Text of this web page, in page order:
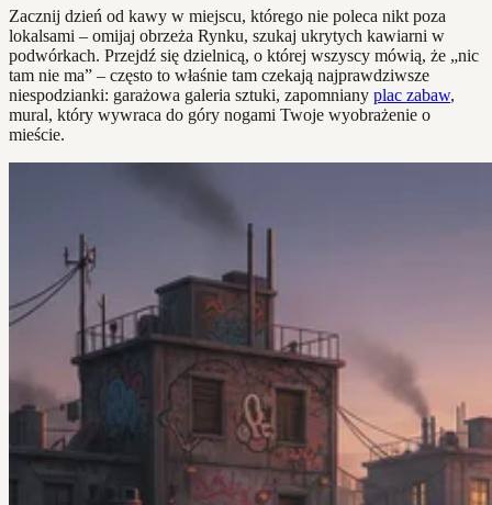
Zacznij dzień od kawy w miejscu, którego nie poleca nikt poza
lokalsami – omijaj obrzeża Rynku, szukaj ukrytych kawiarni w
podwórkach. Przejdź się dzielnicą, o której wszyscy mówią, że „nic
tam nie ma” – często to właśnie tam czekają najprawdziwsze
niespodzianki: garażowa galeria sztuki, zapomniany plac zabaw,
mural, który wywraca do góry nogami Twoje wyobrażenie o
mieście.